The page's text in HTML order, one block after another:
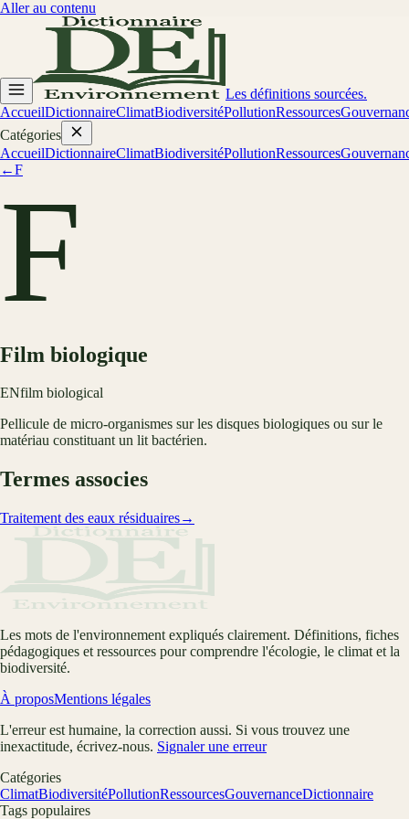
Aller au contenu
Les définitions sourcées.
AccueilDictionnaireClimatBiodiversitéPollutionRessources
Catégories
AccueilDictionnaireClimatBiodiversitéPollutionRessources
←F
F
Film biologique
ENfilm biological
Pellicule de micro-organismes sur les disques biologiques ou sur le
matériau constituant un lit bactérien.
Termes associes
Traitement des eaux résiduaires→
Les mots de l'environnement expliqués clairement. Définitions, fiches
pédagogiques et ressources pour comprendre l'écologie, le climat et la
biodiversité.
À proposMentions légales
L'erreur est humaine, la correction aussi. Si vous trouvez une
inexactitude, écrivez-nous. Signaler une erreur
Catégories
ClimatBiodiversitéPollutionRessourcesGouvernanceDictionnaire
Tags populaires